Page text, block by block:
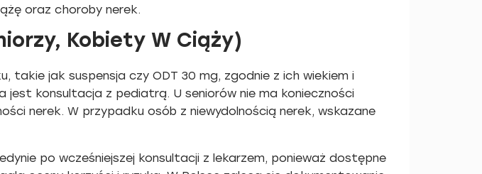
oraz choroby nerek.
Kobiety W Ciąży)
jak suspensja czy ODT 30 mg, zgodnie z ich wiekiem i
jest konsultacja z pediatrą. U seniorów nie ma konieczności
nerek. W przypadku osób z niewydolnością nerek, wskazane
po wcześniejszej konsultacji z lekarzem, ponieważ dostępne